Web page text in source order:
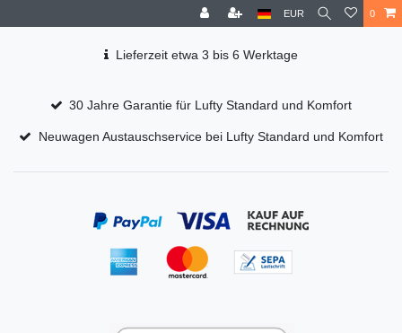
EUR 0
Lieferzeit etwa 3 bis 6 Werktage
30 Jahre Garantie für Lufty Standard und Komfort
Neuwagen Austauschservice bei Lufty Standard und Komfort